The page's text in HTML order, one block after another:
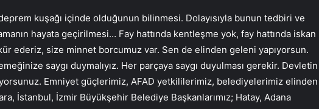
kuşağı içinde olduğunun bilinmesi. Dolayısıyla bunun tedbiri ve
hayata geçirilmesi… Fay hattında kentleşme yok, fay hattında iskan
ederiz, size minnet borcumuz var. Sen de elinden geleni yapıyorsun.
saygı duymalıyız. Her parçaya saygı duyulması gerekir. Devletin
Emniyet güçlerimiz, AFAD yetkililerimiz, belediyelerimiz elinden
İstanbul, İzmir Büyükşehir Belediye Başkanlarımız; Hatay, Adana